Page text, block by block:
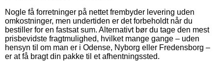
Nogle få forretninger på nettet frembyder levering uden
omkostninger, men undertiden er det forbeholdt når du
bestiller for en fastsat sum. Alternativt bør du tage den mest
prisbevidste fragtmulighed, hvilket mange gange – uden
hensyn til om man er i Odense, Nyborg eller Fredensborg –
er at få bragt din pakke til et afhentningssted.